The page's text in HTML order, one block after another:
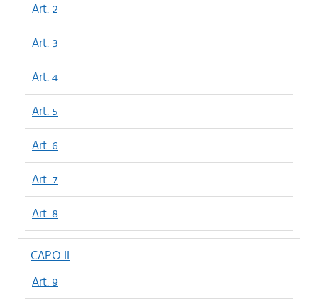
Art. 2
Art. 3
Art. 4
Art. 5
Art. 6
Art. 7
Art. 8
CAPO II
Art. 9